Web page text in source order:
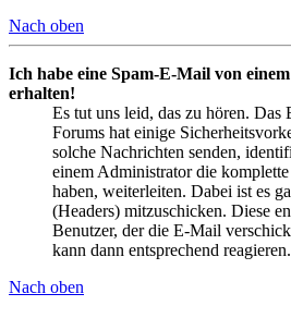
Nach oben
Ich habe eine Spam-E-Mail von
erhalten!
Es tut uns leid, das zu hören. Das
Forums hat einige
solche Nachrichten senden,
einem Administrator die
haben, weiterleiten. Dabei ist es
(Headers) mitzuschicken. Diese
Benutzer, der die E-Mail
kann dann entsprechend reagieren.
Nach oben